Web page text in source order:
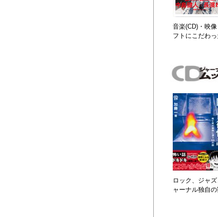
音楽(CD)・映
フトにこだわ
ロック、ジャ
ャーナル独自